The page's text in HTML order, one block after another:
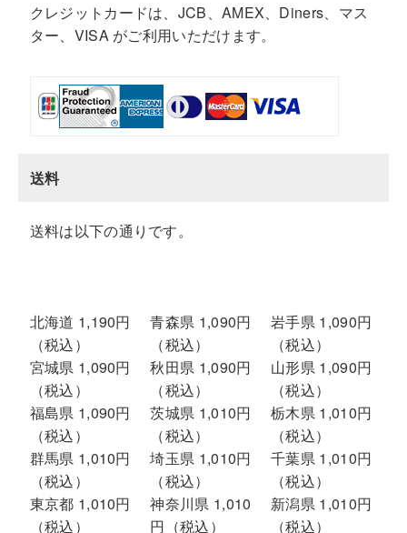
クレジットカードは、JCB、AMEX、Diners、マス
ター、VISA がご利用いただけます。
送料
送料は以下の通りです。
北海道 1,190円
（税込）
青森県 1,090円
（税込）
岩手県 1,090円
（税込）
宮城県 1,090円
（税込）
秋田県 1,090円
（税込）
山形県 1,090円
（税込）
福島県 1,090円
（税込）
茨城県 1,010円
（税込）
栃木県 1,010円
（税込）
群馬県 1,010円
（税込）
埼玉県 1,010円
（税込）
千葉県 1,010円
（税込）
東京都 1,010円
（税込）
神奈川県 1,010
円（税込）
新潟県 1,010円
（税込）